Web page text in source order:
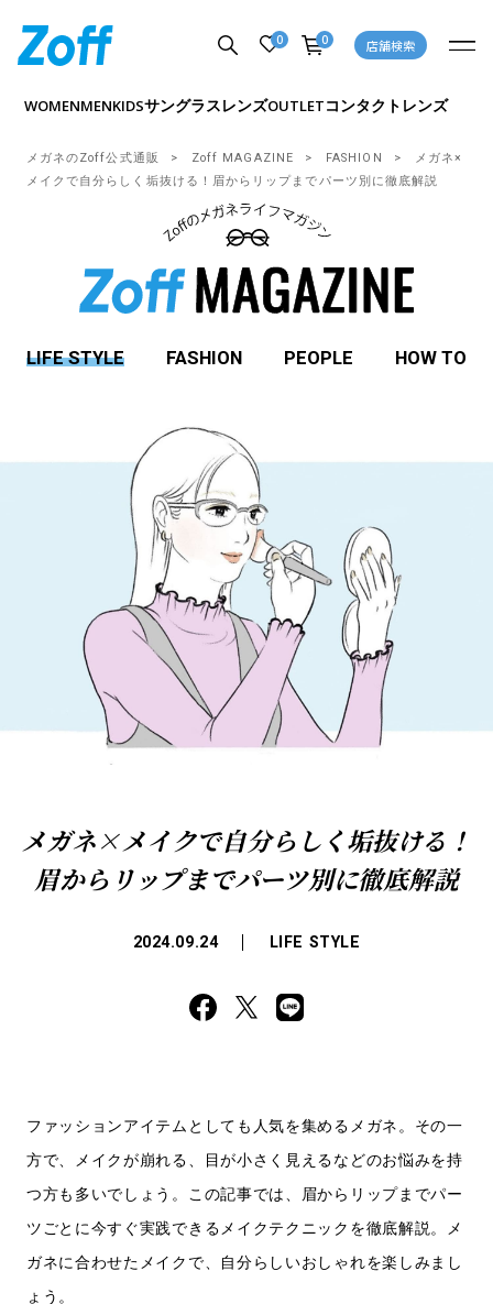
0 0 店舗検索
WOMENMENKIDSサングラスレンズOUTLETコンタクトレンズ
メガネのZoff公式通販 Zoff MAGAZINE FASHION
メガネ×
メイクで自分らしく垢抜ける！眉からリップまでパーツ別に徹底解説
LIFE STYLE FASHION PEOPLE HOW TO
メガネ×メイクで自分らしく垢抜ける！
眉からリップまでパーツ別に徹底解説
2024.09.24 LIFE STYLE
ファッションアイテムとしても人気を集めるメガネ。その一
方で、メイクが崩れる、目が小さく見えるなどのお悩みを持
つ方も多いでしょう。この記事では、眉からリップまでパー
ツごとに今すぐ実践できるメイクテクニックを徹底解説。メ
ガネに合わせたメイクで、自分らしいおしゃれを楽しみまし
ょう。